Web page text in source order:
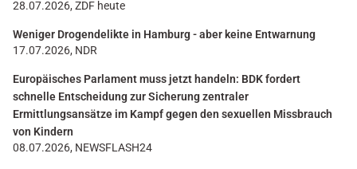
28.07.2026, ZDF heute
Weniger Drogendelikte in Hamburg - aber keine Entwarnung
17.07.2026, NDR
Europäisches Parlament muss jetzt handeln: BDK fordert
schnelle Entscheidung zur Sicherung zentraler
Ermittlungsansätze im Kampf gegen den sexuellen Missbrauch
von Kindern
08.07.2026, NEWSFLASH24